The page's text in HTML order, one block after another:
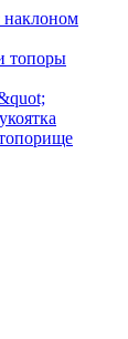
наклоном
топоры